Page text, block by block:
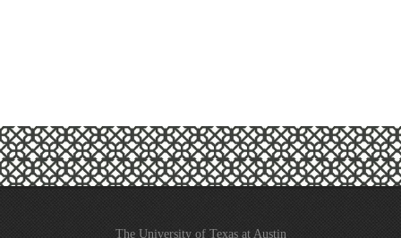
The University of Texas at Austin